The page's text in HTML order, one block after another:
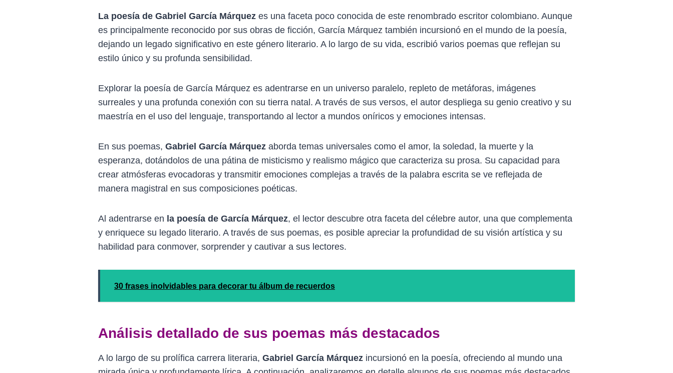
La poesía de Gabriel García Márquez es una faceta poco conocida de este renombrado escritor colombiano. Aunque
es principalmente reconocido por sus obras de ficción, García Márquez también incursionó en el mundo de la poesía,
dejando un legado significativo en este género literario. A lo largo de su vida, escribió varios poemas que reflejan su
estilo único y su profunda sensibilidad.
Explorar la poesía de García Márquez es adentrarse en un universo paralelo, repleto de metáforas, imágenes
surreales y una profunda conexión con su tierra natal. A través de sus versos, el autor despliega su genio creativo y su
maestría en el uso del lenguaje, transportando al lector a mundos oníricos y emociones intensas.
En sus poemas, Gabriel García Márquez aborda temas universales como el amor, la soledad, la muerte y la
esperanza, dotándolos de una pátina de misticismo y realismo mágico que caracteriza su prosa. Su capacidad para
crear atmósferas evocadoras y transmitir emociones complejas a través de la palabra escrita se ve reflejada de
manera magistral en sus composiciones poéticas.
Al adentrarse en la poesía de García Márquez, el lector descubre otra faceta del célebre autor, una que complementa
y enriquece su legado literario. A través de sus poemas, es posible apreciar la profundidad de su visión artística y su
habilidad para conmover, sorprender y cautivar a sus lectores.
30 frases inolvidables para decorar tu álbum de recuerdos
Análisis detallado de sus poemas más destacados
A lo largo de su prolífica carrera literaria, Gabriel García Márquez incursionó en la poesía, ofreciendo al mundo una